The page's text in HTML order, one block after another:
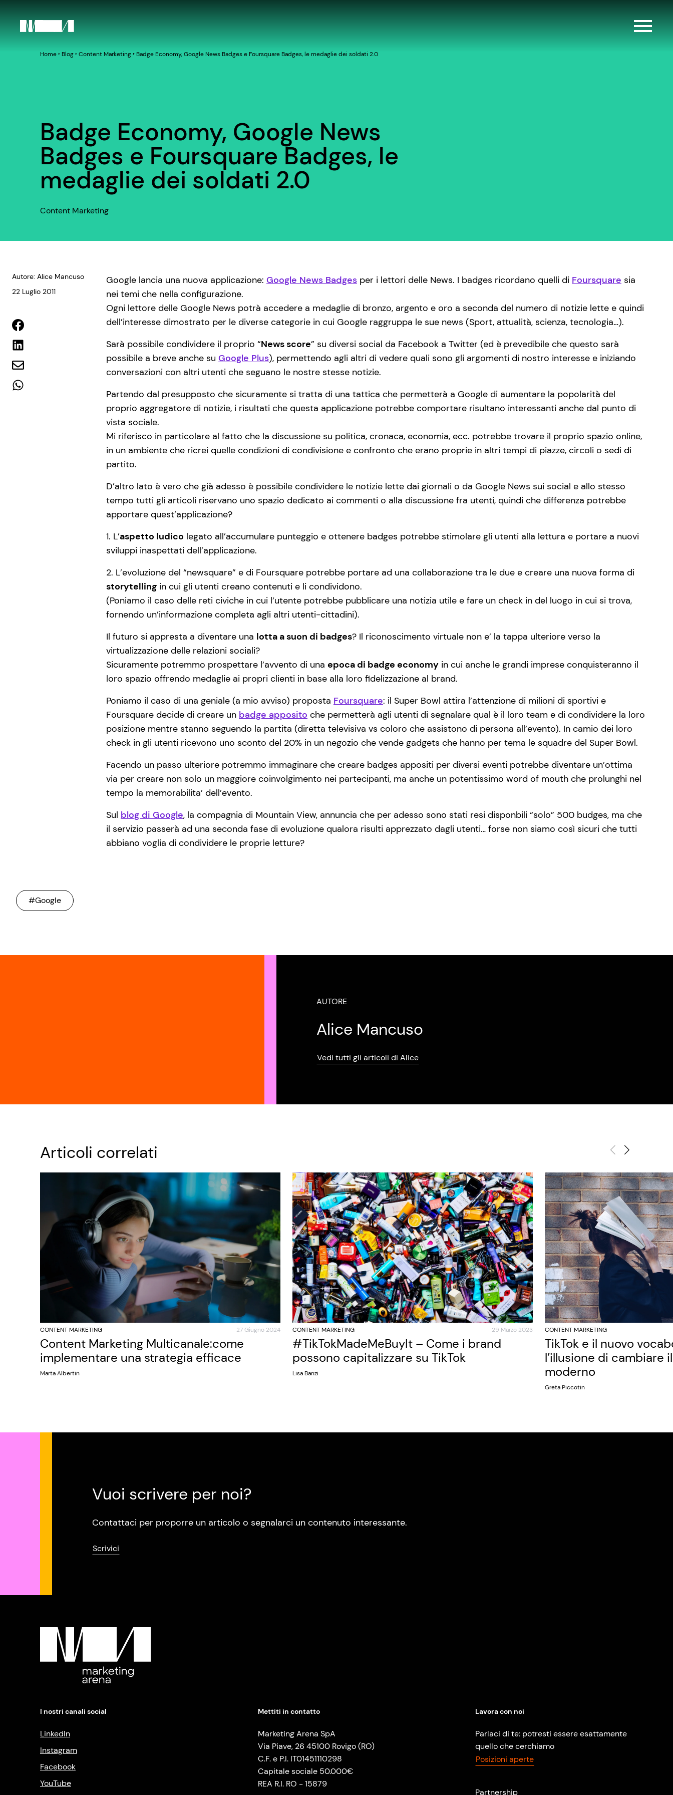
Home‣ Blog‣Content Marketing‣ Badge Economy, Google News Badges e Foursquare Badges, le medaglie dei soldati 2.0
Badge Economy, Google News
Badges e Foursquare Badges, le
medaglie dei soldati 2.0
Content Marketing
Autore: Alice Mancuso
22 Luglio 2011
Google lancia una nuova applicazione: Google News Badges per i lettori delle News. I badges ricordano quelli di Foursquare sia
nei temi che nella configurazione.
Ogni lettore delle Google News potrà accedere a medaglie di bronzo, argento e oro a seconda del numero di notizie lette e quindi
dell’interesse dimostrato per le diverse categorie in cui Google raggruppa le sue news (Sport, attualità, scienza, tecnologia…).
Sarà possibile condividere il proprio “News score” su diversi social da Facebook a Twitter (ed è prevedibile che questo sarà
possibile a breve anche su Google Plus), permettendo agli altri di vedere quali sono gli argomenti di nostro interesse e iniziando
conversazioni con altri utenti che seguano le nostre stesse notizie.
Partendo dal presupposto che sicuramente si tratta di una tattica che permetterà a Google di aumentare la popolarità del
proprio aggregatore di notizie, i risultati che questa applicazione potrebbe comportare risultano interessanti anche dal punto di
vista sociale.
Mi riferisco in particolare al fatto che la discussione su politica, cronaca, economia, ecc. potrebbe trovare il proprio spazio online,
in un ambiente che ricrei quelle condizioni di condivisione e confronto che erano proprie in altri tempi di piazze, circoli o sedi di
partito.
D’altro lato è vero che già adesso è possibile condividere le notizie lette dai giornali o da Google News sui social e allo stesso
tempo tutti gli articoli riservano uno spazio dedicato ai commenti o alla discussione fra utenti, quindi che differenza potrebbe
apportare quest’applicazione?
1. L’aspetto ludico legato all’accumulare punteggio e ottenere badges potrebbe stimolare gli utenti alla lettura e portare a nuovi
sviluppi inaspettati dell’applicazione.
2. L’evoluzione del “newsquare” e di Foursquare potrebbe portare ad una collaborazione tra le due e creare una nuova forma di
storytelling in cui gli utenti creano contenuti e li condividono.
(Poniamo il caso delle reti civiche in cui l’utente potrebbe pubblicare una notizia utile e fare un check in del luogo in cui si trova,
fornendo un’informazione completa agli altri utenti-cittadini).
Il futuro si appresta a diventare una lotta a suon di badges? Il riconoscimento virtuale non e’ la tappa ulteriore verso la
virtualizzazione delle relazioni sociali?
Sicuramente potremmo prospettare l’avvento di una epoca di badge economy in cui anche le grandi imprese conquisteranno il
loro spazio offrendo medaglie ai propri clienti in base alla loro fidelizzazione al brand.
Poniamo il caso di una geniale (a mio avviso) proposta Foursquare: il Super Bowl attira l’attenzione di milioni di sportivi e
Foursquare decide di creare un badge apposito che permetterà agli utenti di segnalare qual è il loro team e di condividere la loro
posizione mentre stanno seguendo la partita (diretta televisiva vs coloro che assistono di persona all’evento). In camio dei loro
check in gli utenti ricevono uno sconto del 20% in un negozio che vende gadgets che hanno per tema le squadre del Super Bowl.
Facendo un passo ulteriore potremmo immaginare che creare badges appositi per diversi eventi potrebbe diventare un’ottima
via per creare non solo un maggiore coinvolgimento nei partecipanti, ma anche un potentissimo word of mouth che prolunghi nel
tempo la memorabilita’ dell’evento.
Sul blog di Google, la compagnia di Mountain View, annuncia che per adesso sono stati resi disponbili “solo” 500 budges, ma che
il servizio passerà ad una seconda fase di evoluzione qualora risulti apprezzato dagli utenti… forse non siamo così sicuri che tutti
abbiano voglia di condividere le proprie letture?
#Google
AUTORE
Alice Mancuso
Vedi tutti gli articoli di Alice
Articoli correlati
CONTENT MARKETING 27 Giugno 2024
Content Marketing Multicanale:come
implementare una strategia efficace
Marta Albertin
CONTENT MARKETING 29 Marzo 2023
#TikTokMadeMeBuyIt – Come i brand
possono capitalizzare su TikTok
Lisa Banzi
CONTENT MARKETING
TikTok e il nuovo
l’illusione di cambiare
moderno
Greta Piccotin
Vuoi scrivere per noi?
Contattaci per proporre un articolo o segnalarci un contenuto interessante.
Scrivici
I nostri canali social
LinkedIn
Instagram
Facebook
YouTube
Mettiti in contatto
Marketing Arena SpA
Via Piave, 26 45100 Rovigo (RO)
C.F. e P.I. IT01451110298
Capitale sociale 50.000€
REA R.I. RO - 15879
Lavora con noi
Parlaci di te: potresti essere esattamente
quello che cerchiamo
Posizioni aperte
Partnership